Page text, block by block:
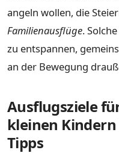
angeln wollen, die
Familienausflüge.
zu entspannen,
an der Bewegung
Ausflugsziele
kleinen
Tipps